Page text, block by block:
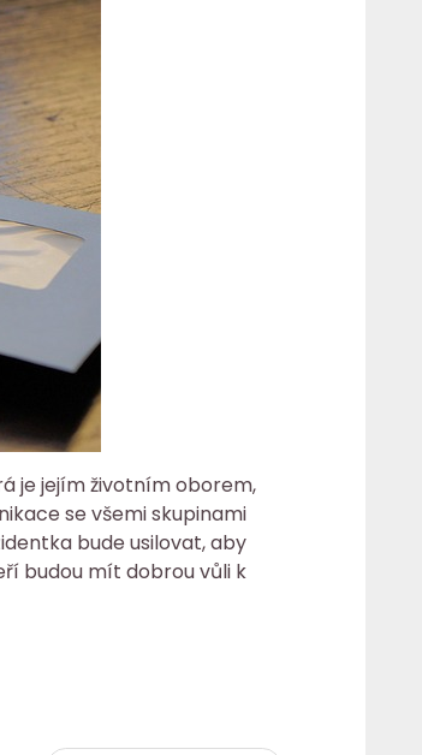
je jejím životním oborem,
se všemi skupinami
bude usilovat, aby
budou mít dobrou vůli k